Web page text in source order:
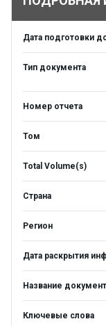
Дата подготовки
Тип документа
Номер отчета
Том
Total Volume(s)
Страна
Регион
Дата раскрытия
Название
Ключевые слова